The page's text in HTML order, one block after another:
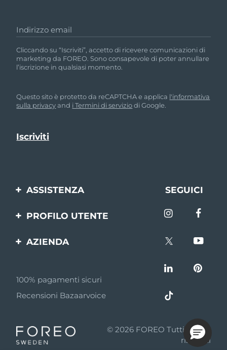
Indirizzo email
Cliccando su “Iscriviti”, accetto di ricevere comunicazioni di
marketing da FOREO. Sono consapevole di poter annullare
l’iscrizione in qualsiasi momento.
Questo sito è protetto da reCAPTCHA e applica l'informativa
sulla privacyand i Termini di serviziodi Google.
ASSISTENZA
Contattaci
batteria
SEGUICI
PROFILO UTENTE
prodotto
AZIENDA
Affiliazione
Notizie di affiliazione
Rivenditori
100% pagamenti sicuri
Recensioni Bazaarvoice
© 2026 FOREO Tutti i diritti
riservati